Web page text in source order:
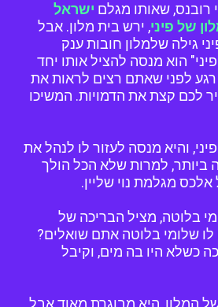
רובנס, שאותו מגלם ישראל
של פיני, ירש בית מלון. אבל
גילה שלמלון חובות ענק
הוא מנסה להציל אותו יחד
רגע לפני שאתם רצים לראות את
לכם קצת את הדמויות. המשיכו
והיא מנסה לעזור לו לנהל את
ביותר, למרות שלא הכל הולך
מגלמת נוי שליין.
בלוטה, מציל הבריכה של
לו שלומי בלוטה אתם שואלים?
כשלא היו בה מים, וקיבל